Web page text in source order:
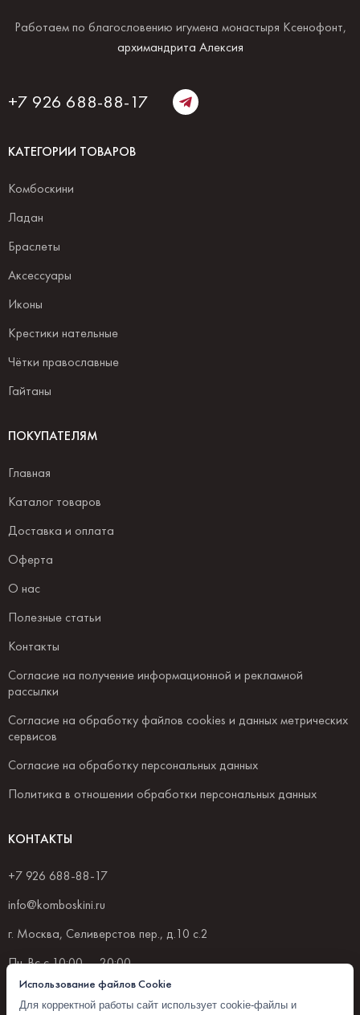
Работаем по благословению игумена монастыря Ксенофонт,
архимандрита Алексия
+7 926 688-88-17
КАТЕГОРИИ ТОВАРОВ
Комбоскини
Ладан
Браслеты
Аксессуары
Иконы
Крестики нательные
Чётки православные
Гайтаны
ПОКУПАТЕЛЯМ
Главная
Каталог товаров
Доставка и оплата
Оферта
О нас
Полезные статьи
Контакты
Согласие на получение информационной и рекламной
рассылки
Согласие на обработку файлов cookies и данных метрических
сервисов
Согласие на обработку персональных данных
Политика в отношении обработки персональных данных
КОНТАКТЫ
+7 926 688-88-17
info@komboskini.ru
г. Москва, Селиверстов пер., д.10 с.2
Пн-Вс с 10:00 — 20:00
Использование файлов Cookie
Для корректной работы сайт использует cookie-файлы и